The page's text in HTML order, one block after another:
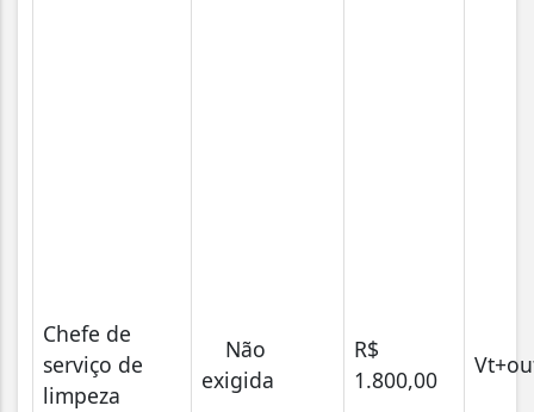
Chefe de
serviço de
limpeza
Não
exigida
R$
1.800,00